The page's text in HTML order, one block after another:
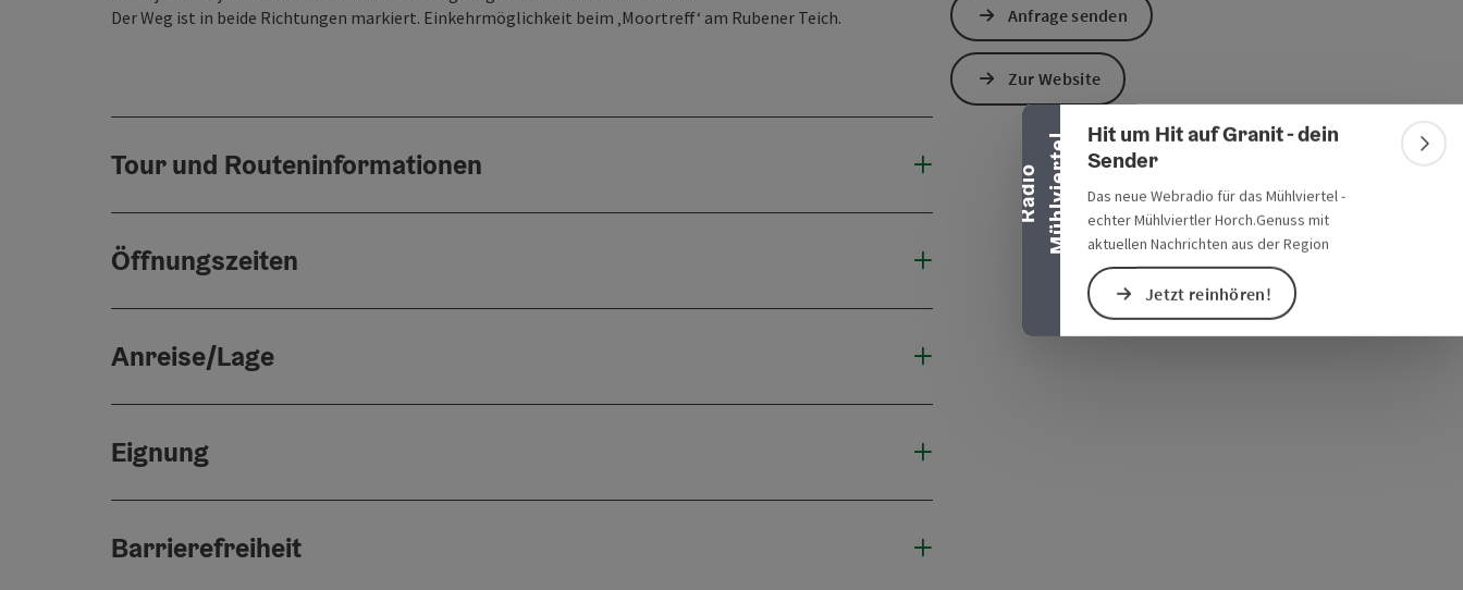
R
a
d
i
o
M
ü
h
l
v
i
e
r
t
e l
Banner einklappen
Hit um Hit auf Granit - dein
Sender
Das neue Webradio für das Mühlviertel -
echter Mühlviertler Horch.Genuss mit
aktuellen Nachrichten aus der Region
Jetzt reinhören!
Der Weg ist in beide Richtungen markiert. Einkehrmöglichkeit beim ‚Moortreff‘ am Rubener Teich.
Tour und Routeninformationen
Öffnungszeiten
Anreise/Lage
Eignung
Barrierefreiheit
Anfrage senden
Zur Website